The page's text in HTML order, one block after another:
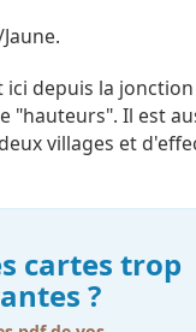
ici depuis la
"hauteurs". Il est
villages et
cartes trop
?